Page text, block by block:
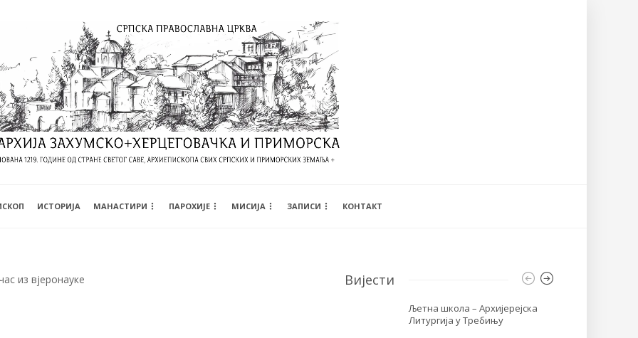
ИСТОРИЈА МАНАСТИРИ ПАРОХИЈЕ МИСИЈА ЗАПИСИ КОНТАКТ
Вијести
Љетна школа – Архијерејска
Литургија у Требињу